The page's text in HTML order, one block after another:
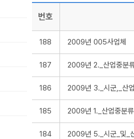
번호
188 2009년 005사업체
187 2009년 2._산업중분
186 2009년 3._시군,_산
185 2009년 1._산업중분
184 2009년 5._시군_및_